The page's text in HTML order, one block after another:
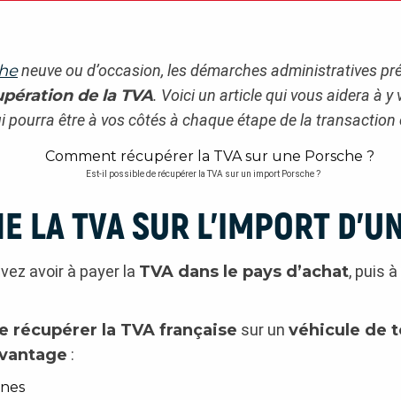
neuve ou d’occasion, les démarches administratives
de la TVA. Voici un article qui vous aidera à y
pourra être à vos côtés à chaque étape de la transaction
Est-il possible de récupérer la TVA sur un import Porsche ?
TVA SUR L’IMPORT
avoir à payer la TVA dans le pays d’achat, puis
récupérer la TVA française sur un véhicule de
: